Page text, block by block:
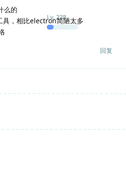
Lv.238
么的
具，相比electron简陋太多
回复